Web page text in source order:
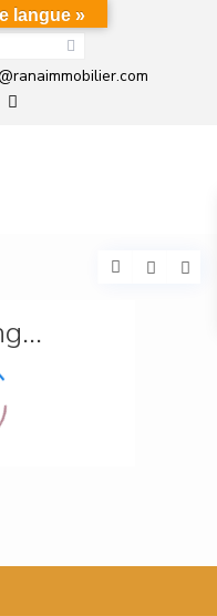
langue »